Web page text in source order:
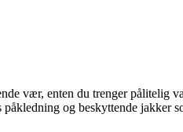
vær, enten du trenger pålitelig
og beskyttende jakker